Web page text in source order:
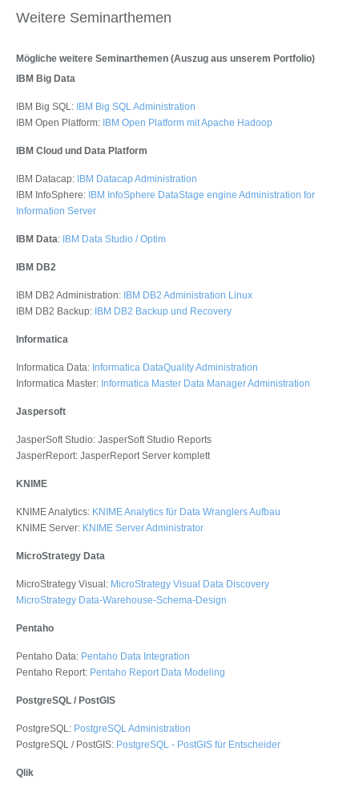
Weitere Seminarthemen
Mögliche weitere Seminarthemen (Auszug aus unserem Portfolio)
IBM Big Data
IBM Big SQL: IBM Big SQL Administration
IBM Open Platform: IBM Open Platform mit Apache Hadoop
IBM Cloud und Data Platform
IBM Datacap: IBM Datacap Administration
IBM InfoSphere: IBM InfoSphere DataStage engine Administration for
Information Server
IBM Data: IBM Data Studio / Optim
IBM DB2
IBM DB2 Administration: IBM DB2 Administration Linux
IBM DB2 Backup: IBM DB2 Backup und Recovery
Informatica
Informatica Data: Informatica DataQuality Administration
Informatica Master: Informatica Master Data Manager Administration
Jaspersoft
JasperSoft Studio: JasperSoft Studio Reports
JasperReport: JasperReport Server komplett
KNIME
KNIME Analytics: KNIME Analytics für Data Wranglers Aufbau
KNIME Server: KNIME Server Administrator
MicroStrategy Data
MicroStrategy Visual: MicroStrategy Visual Data Discovery
MicroStrategy Data-Warehouse-Schema-Design
Pentaho
Pentaho Data: Pentaho Data Integration
Pentaho Report: Pentaho Report Data Modeling
PostgreSQL / PostGIS
PostgreSQL: PostgreSQL Administration
PostgreSQL / PostGIS: PostgreSQL - PostGIS für Entscheider
Qlik